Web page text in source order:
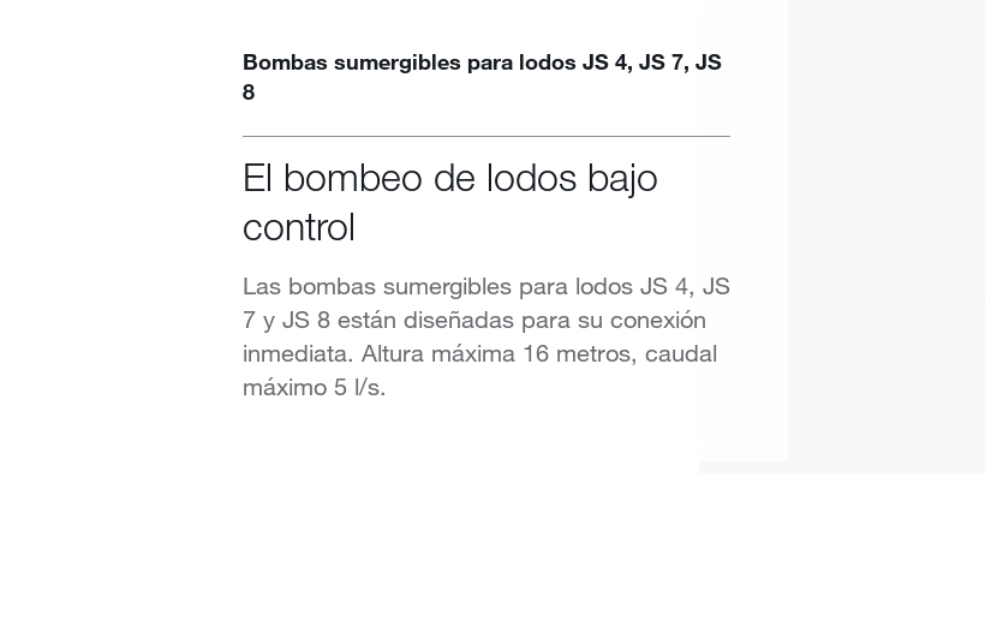
Bombas sumergibles para lodos JS 4, JS 7, JS
8
El bombeo de lodos bajo
control
Las bombas sumergibles para lodos JS 4, JS
7 y JS 8 están diseñadas para su conexión
inmediata. Altura máxima 16 metros, caudal
máximo 5 l/s.